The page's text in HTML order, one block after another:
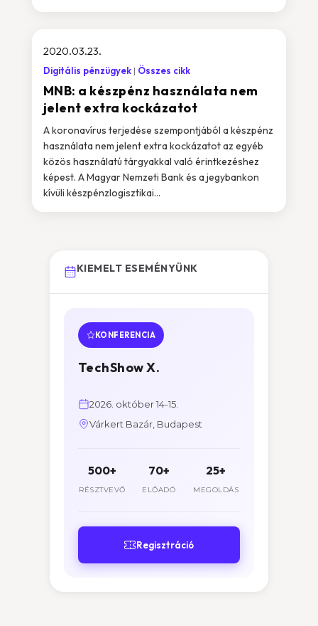
MNB: a készpénz használata nem
jelent extra kockázatot
2020.03.23.
Digitális pénzügyek Összes cikk
A koronavírus terjedése szempontjából a készpénz
használata nem jelent extra kockázatot az egyéb
közös használatú tárgyakkal való érintkezéshez
képest. A Magyar Nemzeti Bank és a jegybankon
kívüli készpénzlogisztikai...
KIEMELT ESEMÉNYÜNK
KONFERENCIA
TechShow X.
2026. október 14-15.
Várkert Bazár, Budapest
500+
RÉSZTVEVŐ
70+
ELŐADÓ
25+
MEGOLDÁS
Regisztráció